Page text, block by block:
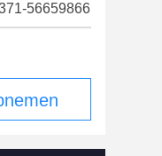
56659866